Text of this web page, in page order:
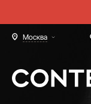
Москва